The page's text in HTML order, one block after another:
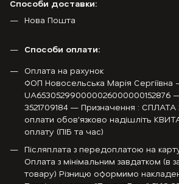
Способи доставки:
Нова Пошта
Способи оплати:
Оплата на рахунок
ФОП Новосельська Марія Сергіївна
UA653052990000026000000152876
3521709184 — Призначення :
оплати обов'язково надішліть
оплату (ПІБ та час)
Післяплата з передоплатою на
Оплата з мінімальним завдатком (в
товару) Різницю оформимо